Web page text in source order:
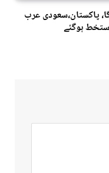
پاکستان،سعودی عرب
ہوگئے